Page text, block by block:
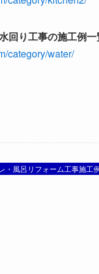
回り工事の施工例
category/water/
・風呂リフォーム工事施工